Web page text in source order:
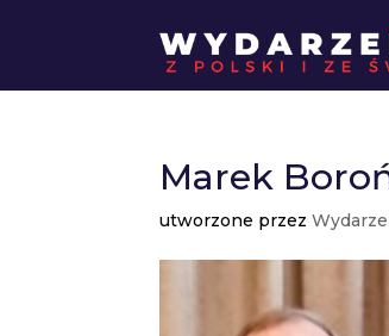
Marek
utworzone przez